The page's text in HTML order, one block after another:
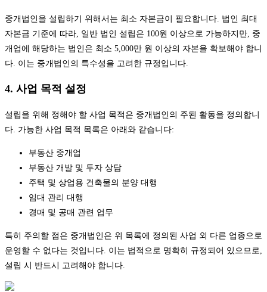
중개법인을 설립하기 위해서는 최소 자본금이 필요합니다. 법인 최대
자본금 기준에 따라, 일반 법인 설립은 100원 이상으로 가능하지만, 중
개업에 해당하는 법인은 최소 5,000만 원 이상의 자본을 확보해야 합니
다. 이는 중개법인의 특수성을 고려한 규정입니다.
4. 사업 목적 설정
설립을 위해 정해야 할 사업 목적은 중개법인의 주된 활동을 정의합니
다. 가능한 사업 목적 목록은 아래와 같습니다:
부동산 중개업
부동산 개발 및 투자 상담
주택 및 상업용 건축물의 분양 대행
임대 관리 대행
경매 및 공매 관련 업무
특히 주의할 점은 중개법인은 위 목록에 정의된 사업 외 다른 업종으로
운영할 수 없다는 것입니다. 이는 법적으로 명확히 규정되어 있으므로,
설립 시 반드시 고려해야 합니다.